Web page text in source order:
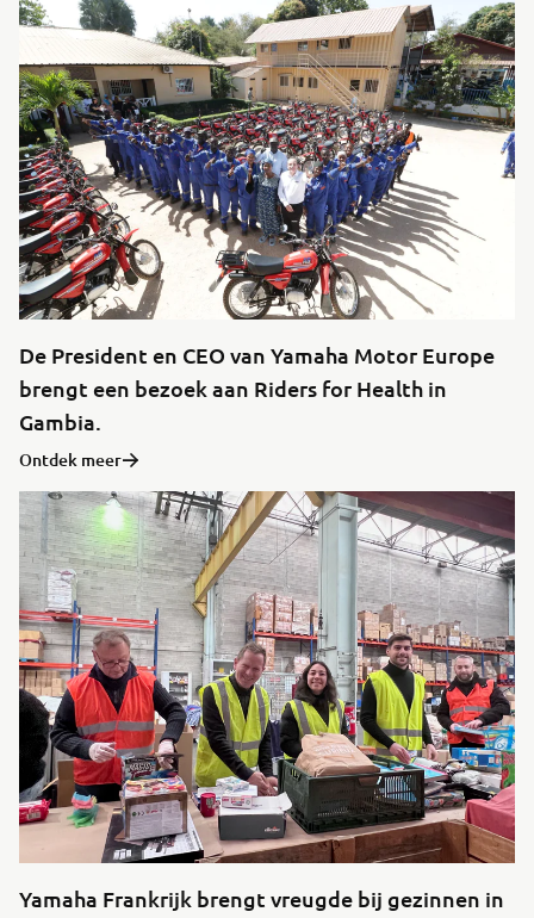
De President en CEO van Yamaha Motor Europe
brengt een bezoek aan Riders for Health in
Gambia.
Ontdek meer
Yamaha Frankrijk brengt vreugde bij gezinnen in